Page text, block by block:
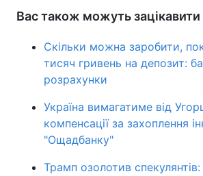
Вас також можуть
Скільки можна заробити,
тисяч гривень на депозит:
розрахунки
Україна вимагатиме від
компенсації за захоплення
"Ощадбанку"
Трамп озолотив